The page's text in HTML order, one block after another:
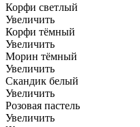
Корфи светлый
Увеличить
Корфи тёмный
Увеличить
Морин тёмный
Увеличить
Скандик белый
Увеличить
Розовая пастель
Увеличить